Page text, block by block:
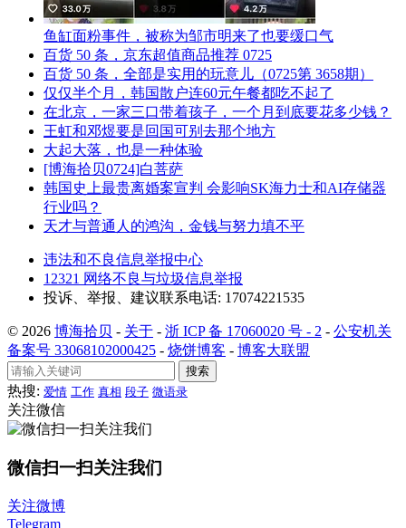
鱼缸面粉事件，被称为邹市明来了也要缓口气
百货 50 条，京东超值商品推荐 0725
百货 50 条，全部是实用的玩意儿（0725第 3658期）
仅仅半个月，韩国散户连60元午餐都吃不起了
在北京，一家三口带着孩子，一个月到底要花多少钱？
王虹和邓煜要是回国可别去那个地方
大起大落，也是一种体验
[博海拾贝0724]白菩萨
韩国史上最贵离婚案宣判 会影响SK海力士和AI存储器
行业吗？
天才与普通人的鸿沟，金钱与努力填不平
违法和不良信息举报中心
12321 网络不良与垃圾信息举报
投诉、举报、建议联系电话: 17074221535
© 2026 博海拾贝 - 关于 - 浙 ICP 备 17060020 号 - 2 - 公安机关
备案号 33068102000425 - 烧饼博客 - 博客大联盟
搜索
热搜: 爱情 工作 真相 段子 微语录
关注微信
微信扫一扫关注我们
关注微博
Telegram